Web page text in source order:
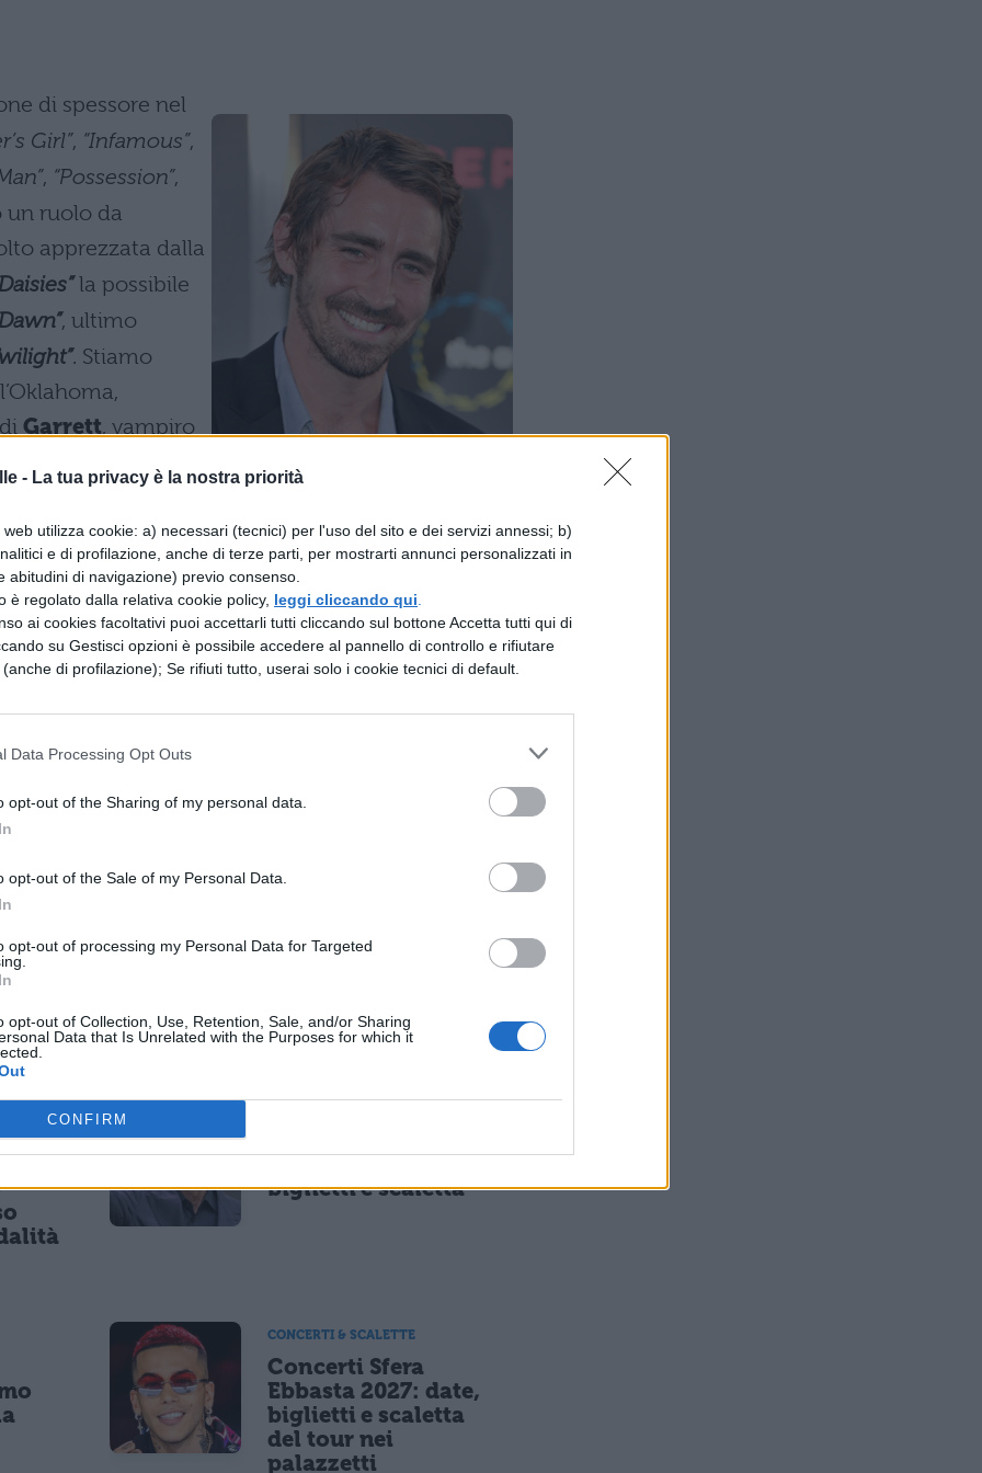
- La tua privacy è la nostra priorità
utilizza cookie: a) necessari (tecnici) per l'uso del sito e dei servizi annessi; b)
e di profilazione, anche di terze parti, per mostrarti annunci personalizzati in
abitudini di navigazione) previo consenso.
è regolato dalla relativa cookie policy, leggi cliccando qui
ai cookies facoltativi puoi accettarli tutti cliccando sul bottone Accetta tutti qui di
su Gestisci opzioni è possibile accedere al pannello di controllo e rifiutare
di profilazione); Se rifiuti tutto, userai solo i cookie tecnici di default.
Data Processing Opt Outs
opt-out of the Sharing of my personal data.
opt-out of the Sale of my Personal Data.
opt-out of processing my Personal Data for Targeted
opt-out of Collection, Use, Retention, Sale, and/or Sharing
Data that Is Unrelated with the Purposes for which it
CONFIRM
di spessore nel
Girl”, “Infamous”,
, “Possession”,
un ruolo da
apprezzata dalla
la possibile
, ultimo
. Stiamo
Garrett, vampiro
libro.
descritto
biondi raccolti in
arrivate conferme ufficiali ma i soliti ben
lanciata da E!News è fondata e molto
torte di “Pushing Daisies”, Lee potrebbe
due bei dentoni aguzzi…
i nomi di
anni
NEWS LIFESTYLE
su sei a rischio:
l'allarme Iss su
social nella
generazione Z
biglietti e scaletta
CONCERTI & SCALETTE
Concerti Sfera
Ebbasta 2027: date,
biglietti e scaletta
del tour nei
palazzetti